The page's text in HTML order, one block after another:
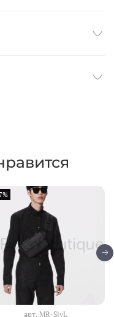
арт. MR-SlvL